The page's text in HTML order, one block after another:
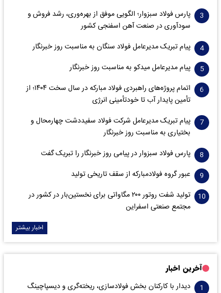
پارس فولاد سبزوار؛ الگویی موفق از بهره‌وری، رشد فروش و
سود‌آوری در صنعت آهن اسفنجی کشور
پیام تبریک مدیرعامل فولاد سنگان به مناسبت روز خبرنگار
پیام مدیرعامل میدکو به مناسبت روز خبرنگار
اتمام پروژه‌های راهبردی فولاد مبارکه در سال سخت ۱۴۰۴؛ از
تأمین پایدار آب تا خودتأمینی انرژی
پیام تبریک مدیرعامل شرکت فولاد سفیددشت چهارمحال و
بختیاری به مناسبت روز خبرنگار
پارس فولاد سبزوار در پیامی روز خبرنگار را تبریک گفت
عبور گروه فولادمبارکه از سقف تاریخی تولید
تولید شفت روتور ۲۰۰ مگاواتی برای نخستین‌بار در کشور در
مجتمع صنعتی اسفراین
اخبار بیشتر
آخرین اخبار
دیدار با کارکنان بخش فولادسازی، ریخته‌گری و دیسپاچینگ